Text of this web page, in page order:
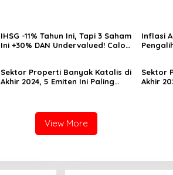
IHSG -11% Tahun Ini, Tapi 3 Saham
Ini +30% DAN Undervalued! Calon
Inflasi
Sektor Properti Banyak Katalis di
Akhir 2024, 5 Emiten Ini Paling
Sektor
Akhir
View More